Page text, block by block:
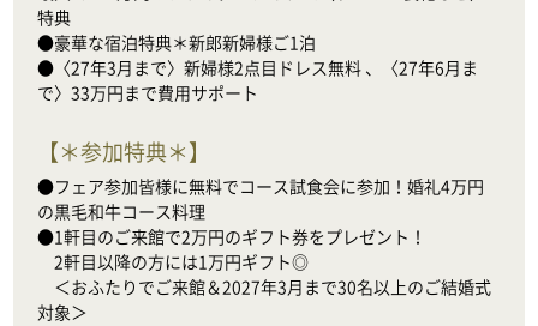
特典
●豪華な宿泊特典＊新郎新婦様ご1泊
●〈27年3月まで〉新婦様2点目ドレス無料 、〈27年6月ま
で〉33万円まで費用サポート
【＊参加特典＊】
●フェア参加皆様に無料でコース試食会に参加！婚礼4万円
の黒毛和牛コース料理
●1軒目のご来館で2万円のギフト券をプレゼント！
2軒目以降の方には1万円ギフト◎
＜おふたりでご来館＆2027年3月まで30名以上のご結婚式
対象＞